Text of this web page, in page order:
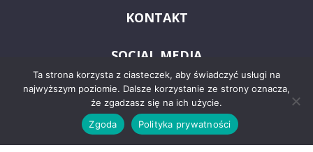
KONTAKT
SOCIAL MEDIA
Ta strona korzysta z ciasteczek, aby świadczyć usługi na
najwyższym poziomie. Dalsze korzystanie ze strony oznacza,
że zgadzasz się na ich użycie.
Zgoda
Polityka prywatności